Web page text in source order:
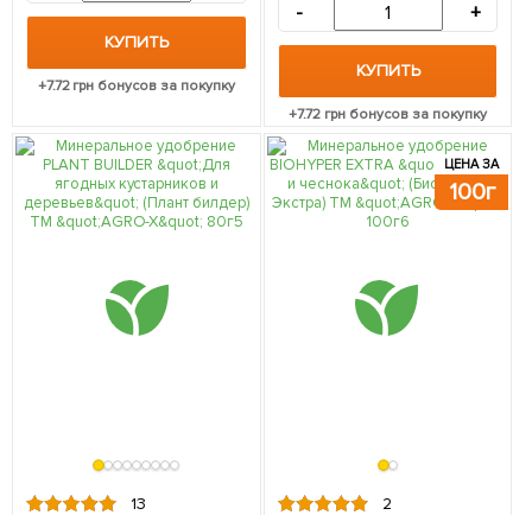
КУПИТЬ
+7.72грн бонусов за покупку
- +
КУПИТЬ
+7.72 грн бонусов за покупку
13
ЦЕНА ЗА
100г
2